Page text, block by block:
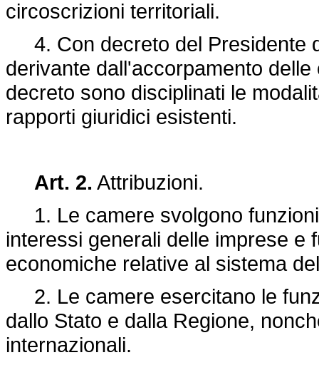
circoscrizioni territoriali.
4. Con decreto del Presidente
derivante dall'accorpamento
decreto sono disciplinati le
rapporti giuridici esistenti.
Art. 2. Attribuzioni.
1. Le camere svolgono
interessi generali delle imprese e
economiche relative al sistema
2. Le camere esercitano le
dallo Stato e dalla Regione,
internazionali.